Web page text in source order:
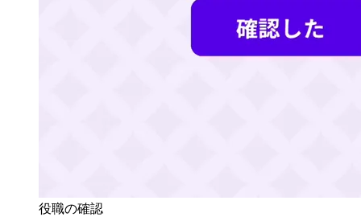
役職の確認